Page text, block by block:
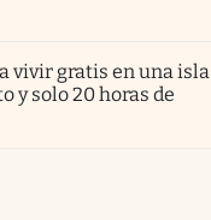
vivir gratis en una isla
y solo 20 horas de